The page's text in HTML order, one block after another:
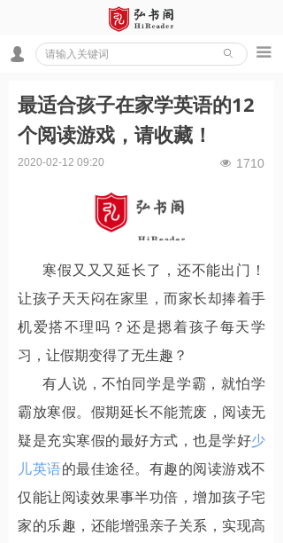
ꄙ 끀
넙
最适合孩子在家学英语的12
个阅读游戏，请收藏！
寒假又又又延长了，还不能出门！
让孩子天天闷在家里，而家长却捧着手
机爱搭不理吗？还是摁着孩子每天学
习，让假期变得了无生趣？
有人说，不怕同学是学霸，就怕学
霸放寒假。假期延长不能荒废，阅读无
疑是充实寒假的最好方式，也是学好少
儿英语的最佳途径。有趣的阅读游戏不
仅能让阅读效果事半功倍，增加孩子宅
家的乐趣，还能增强亲子关系，实现高
2020-02-12 09:20 넶 1710